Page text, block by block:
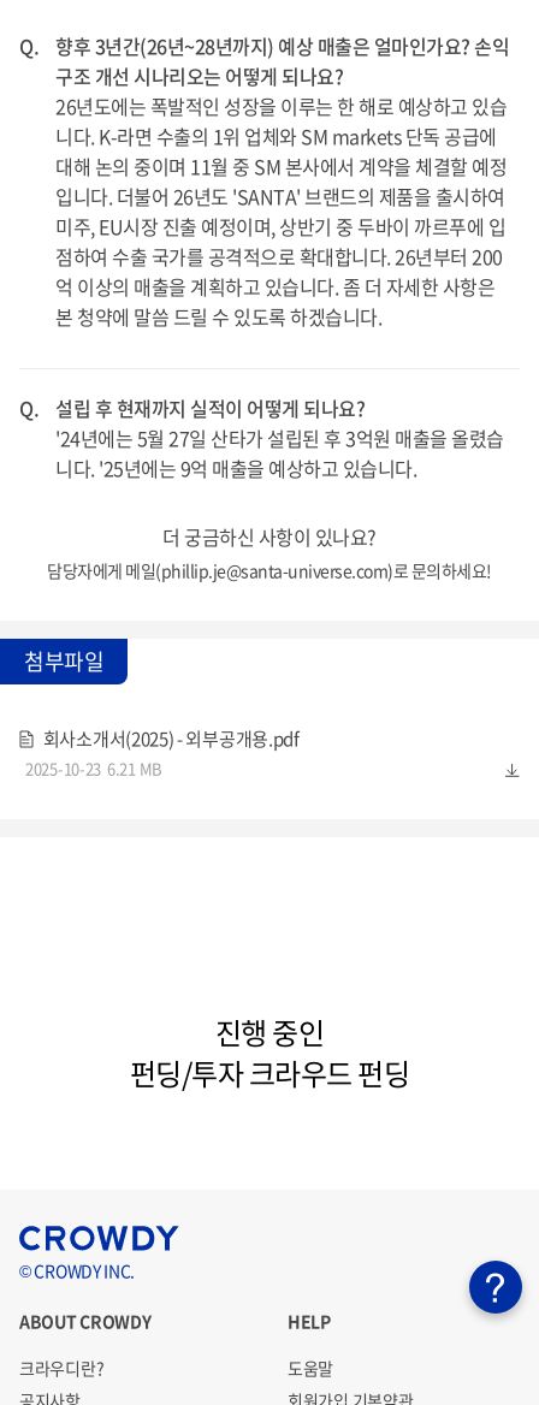
Q. 향후 3년간(26년~28년까지) 예상 매출은 얼마인가요? 손익
구조 개선 시나리오는 어떻게 되나요?
26년도에는 폭발적인 성장을 이루는 한 해로 예상하고 있습
니다. K-라면 수출의 1위 업체와 SM markets 단독 공급에
대해 논의 중이며 11월 중 SM 본사에서 계약을 체결할 예정
입니다. 더불어 26년도 'SANTA' 브랜드의 제품을 출시하여
미주, EU시장 진출 예정이며, 상반기 중 두바이 까르푸에 입
점하여 수출 국가를 공격적으로 확대합니다. 26년부터 200
억 이상의 매출을 계획하고 있습니다. 좀 더 자세한 사항은
본 청약에 말씀 드릴 수 있도록 하겠습니다.
Q.
설립 후 현재까지 실적이 어떻게 되나요?
'24년에는 5월 27일 산타가 설립된 후 3억원 매출을 올렸습
니다. '25년에는 9억 매출을 예상하고 있습니다.
더 궁금하신 사항이 있나요?
담당자에게 메일(phillip.je@santa-universe.com)로 문의하세요!
첨부파일
회사소개서(2025) - 외부공개용.pdf
2025-10-23 6.21 MB
진행 중인
펀딩/투자 크라우드 펀딩
© CROWDY INC.
ABOUT CROWDY
크라우디란?
HELP
도움말